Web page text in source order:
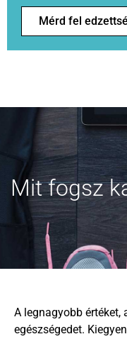
Mérd fel
Mit fogsz
A legnagyobb
egészségedet.